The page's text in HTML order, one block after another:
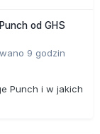
od GHS
9 godzin
Punch i w jakich